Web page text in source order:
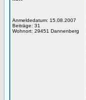
Anmeldedatum: 15.08.2007
Beiträge: 31
Wohnort: 29451 Dannenberg